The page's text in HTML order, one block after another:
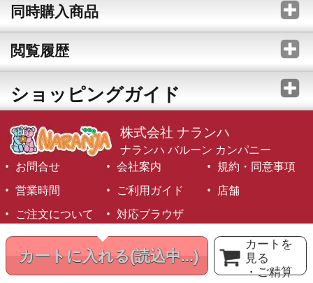
カートに入れる(読込中...)
カートを
見る
・ご精算
同時購入商品
閲覧履歴
ショッピングガイド
株式会社 ナランハ
ナランハ バルーン カンパニー
お問合せ
会社案内
規約・同意事項
営業時間
ご利用ガイド
店舗
ご注文について
対応ブラウザ
©1999-2026 NARANJA Inc. All Rights Reserved.